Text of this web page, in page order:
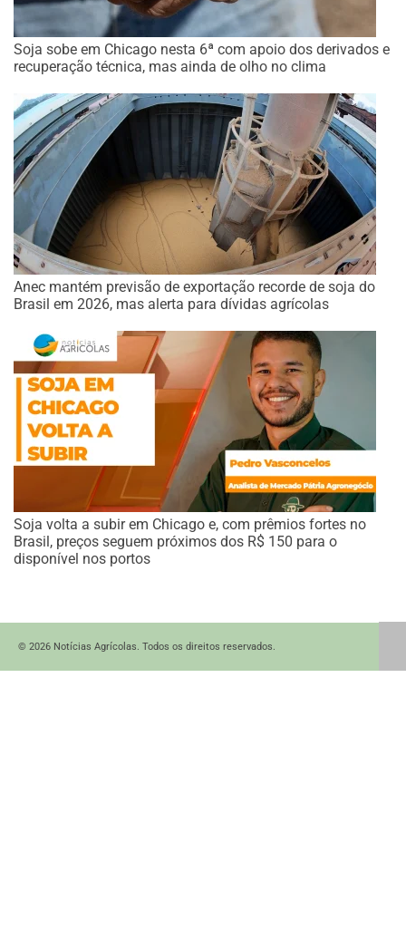
Soja sobe em Chicago nesta 6ª com apoio dos derivados e
recuperação técnica, mas ainda de olho no clima
Anec mantém previsão de exportação recorde de soja do
Brasil em 2026, mas alerta para dívidas agrícolas
Soja volta a subir em Chicago e, com prêmios fortes no
Brasil, preços seguem próximos dos R$ 150 para o
disponível nos portos
© 2026 Notícias Agrícolas. Todos os direitos reservados.